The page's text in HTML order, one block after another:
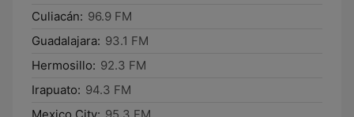
Culiacán: 96.9 FM
Guadalajara: 93.1 FM
Hermosillo: 92.3 FM
Irapuato: 94.3 FM